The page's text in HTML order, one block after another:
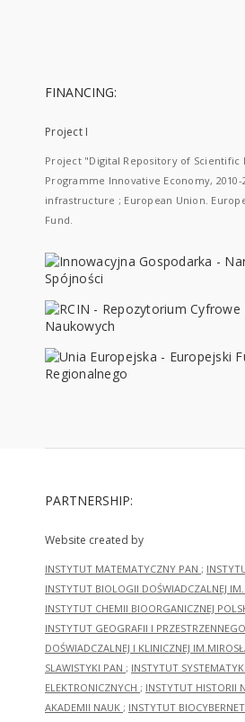
FINANCING:
Project I
Project "Digital Repository of Scientific
Programme Innovative Economy, 2010-
infrastructure ; European Union.
Fund.
PARTNERSHIP:
Website created by
INSTYTUT MATEMATYCZNY PAN ;
INSTYTUT BIOLOGII DOŚWIADCZALNEJ
INSTYTUT CHEMII BIOORGANICZNEJ
INSTYTUT GEOGRAFII I
DOŚWIADCZALNEJ I KLINICZNEJ
SLAWISTYKI PAN ; INSTYTUT
ELEKTRONICZNYCH ; INSTYTUT HISTORII
AKADEMII NAUK ; INSTYTUT